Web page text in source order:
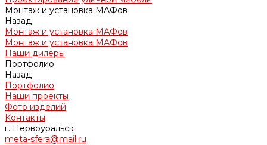
Монтаж и установка МАФов
Назад
Монтаж и установка МАФов
Монтаж и установка МАФов
Наши дилеры
Портфолио
Назад
Портфолио
Наши проекты
Фото изделий
Контакты
г. Первоуральск
meta-sfera@mail.ru